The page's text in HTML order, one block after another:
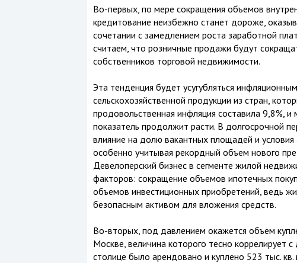
Во-первых, по мере сокращения объемов
кредитование неизбежно станет дороже,
сочетании с замедлением роста заработной
считаем, что розничные продажи будут
собственников торговой недвижимости.
Эта тенденция будет усугубляться
сельскохозяйственной продукции из стран,
продовольственная инфляция составила 9,8%,
показатель продолжит расти. В долгосрочной
влияние на долю вакантных площадей и
особенно учитывая рекордный объем нового
Девелоперский бизнес в сегменте жилой
факторов: сокращение объемов ипотечных
объемов инвестиционных приобретений, ведь
безопасным активом для вложения средств.
Во-вторых, под давлением окажется объем
Москве, величина которого тесно коррелирует
столице было арендовано и куплено 523 тыс.